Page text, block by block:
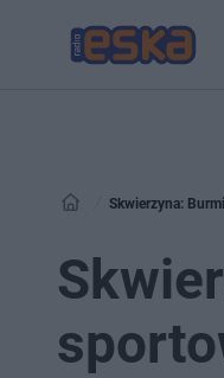
Skwierzyna: